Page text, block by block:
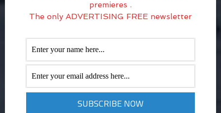
premieres .
The only ADVERTISING FREE newsletter